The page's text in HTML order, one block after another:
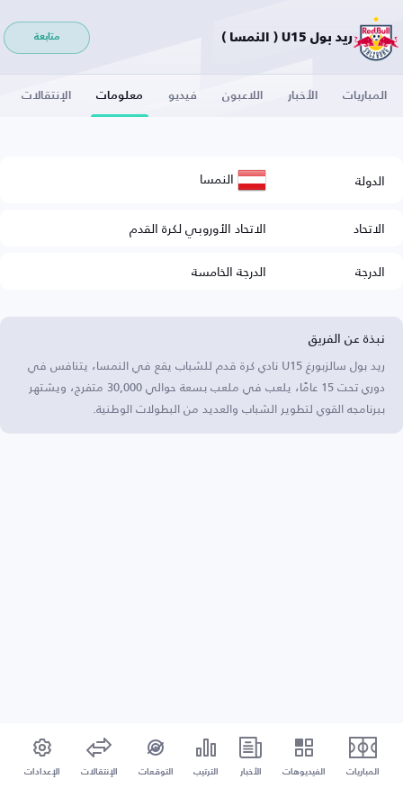
ريد بول U15 ( النمسا ) متابعة
المباريات الأخبار اللاعبون فيديو معلومات الإنتقالات
الدولة النمسا
الاتحاد
الاتحاد الأوروبي لكرة القدم
الدرجة
الدرجة الخامسة
نبذة عن الفريق
ريد بول سالزبورغ U15 نادي كرة قدم للشباب يقع في النمسا، يتنافس في
دوري تحت 15 عامًا، يلعب في ملعب بسعة حوالي 30,000 متفرج، ويشتهر
ببرنامجه القوي لتطوير الشباب والعديد من البطولات الوطنية.
المباريات الفيديوهات الأخبار الترتيب التوقعات الإنتقالات الإعدادات